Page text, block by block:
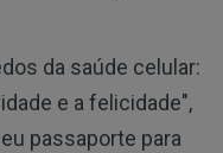
da saúde celular:
e a felicidade",
passaporte para